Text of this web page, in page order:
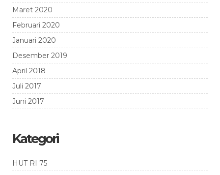
Maret 2020
Februari 2020
Januari 2020
Desember 2019
April 2018
Juli 2017
Juni 2017
Kategori
HUT RI 75